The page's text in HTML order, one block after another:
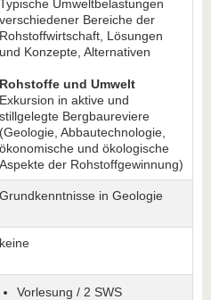
Typische Umweltbelastungen
verschiedener Bereiche der
Rohstoffwirtschaft, Lösungen
und Konzepte, Alternativen
Rohstoffe und Umwelt
Exkursion in aktive und
stillgelegte Bergbaureviere
(Geologie, Abbautechnologie,
ökonomische und ökologische
Aspekte der Rohstoffgewinnung)
Grundkenntnisse in Geologie
keine
Vorlesung / 2 SWS